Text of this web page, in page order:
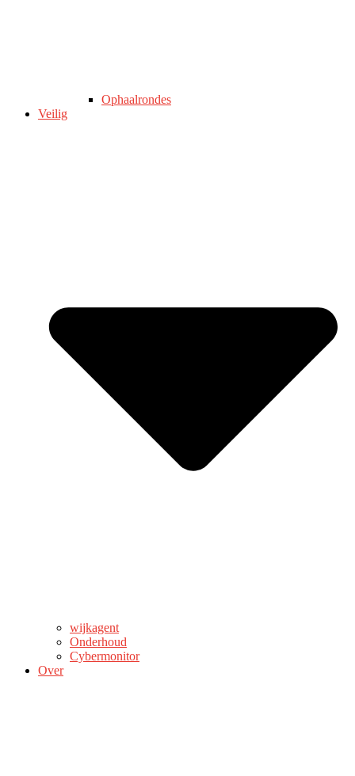
Ophaalrondes
Veilig
wijkagent
Onderhoud
Cybermonitor
Over